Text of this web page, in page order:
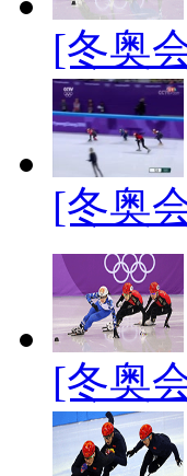
[冬奥
[冬奥
[冬奥